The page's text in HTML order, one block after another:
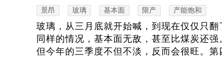
景昂 玻璃 基本面 限产 产能饱和
玻璃，从三月底就开始喊，到现在仅仅只
同样的情况，基本面无敌，甚至比煤炭还强
但今年的三季度不但不淡，反而会很旺。